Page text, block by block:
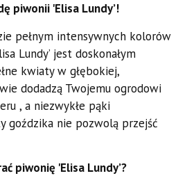
piwonii 'Elisa Lundy’!
pełnym intensywnych kolorów
Lundy’ jest doskonałym
kwiaty w głębokiej,
dodadzą Twojemu ogrodowi
, a niezwykłe pąki
goździka nie pozwolą przejść
piwonię 'Elisa Lundy’?